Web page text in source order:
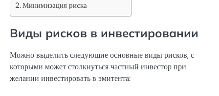
Минимизация риска
Виды рисков в инвестировании
Можно выделить следующие основные виды рисков, с
которыми может столкнуться частный инвестор при
желании инвестировать в эмитента: